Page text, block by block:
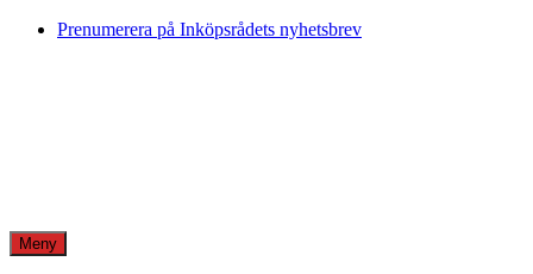
Skip
Prenumerera på Inköpsrådets nyhetsbrev
Meny